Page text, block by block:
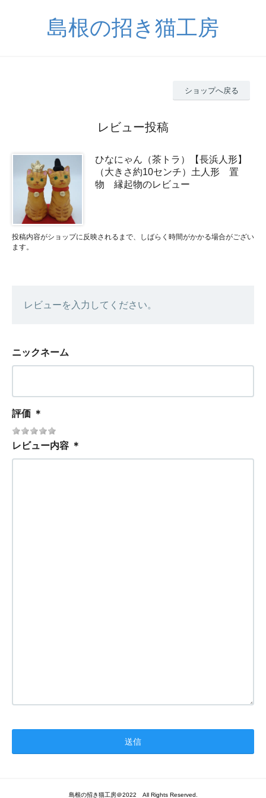
島根の招き猫工房
ショップへ戻る
レビュー投稿
ひなにゃん（茶トラ）【長浜人形】
（大きさ約10センチ）土人形 置
物 縁起物のレビュー
投稿内容がショップに反映されるまで、しばらく時間がかかる場合がござい
ます。
レビューを入力してください。
ニックネーム
評価 ＊
レビュー内容 ＊
島根の招き猫工房＠2022 All Rights Reserved.